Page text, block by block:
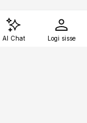
AI Chat Logi sisse